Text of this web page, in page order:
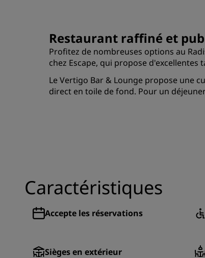
Restaurant raffiné et
Profitez de nombreuses options au
chez Escape, qui propose
Le Vertigo Bar & Lounge propose une
direct en toile de fond. Pour un
Caractéristiques
Accepte les réservations
Sièges en extérieur